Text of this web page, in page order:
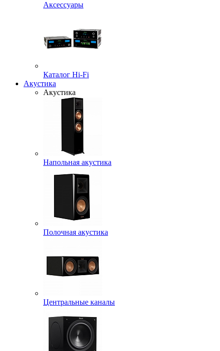
Аксессуары
Каталог Hi-Fi
Акустика
Акустика
Напольная акустика
Полочная акустика
Центральные каналы